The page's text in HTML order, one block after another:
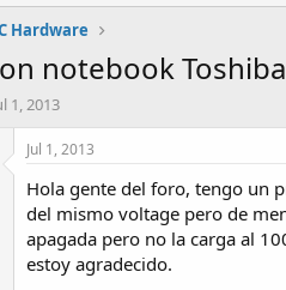
Hardware
notebook
1, 2013
Jul 1, 2013
Hola gente del foro, tengo un
del mismo voltage pero de
apagada pero no la carga al
estoy agradecido.